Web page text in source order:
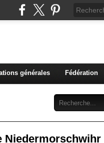
générales Fédération
Niedermorschwihr